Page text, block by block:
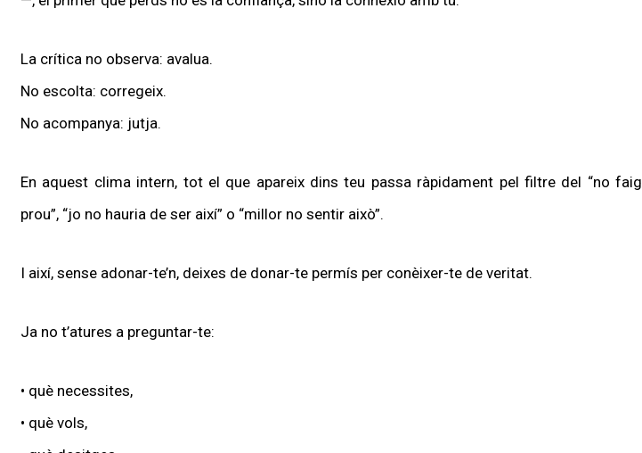
La crítica no observa: avalua.
No escolta: corregeix.
No acompanya: jutja.
En aquest clima intern, tot el que apareix dins teu passa ràpidament pel filtre del “no faig
prou”, “jo no hauria de ser així” o “millor no sentir això”.
I així, sense adonar-te’n, deixes de donar-te permís per conèixer-te de veritat.
Ja no t’atures a preguntar-te:
• què necessites,
• què vols,